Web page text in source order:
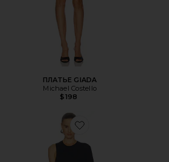
ПЛАТЬЕ GIADA
Michael Costello
$198
Favorite ПЛАТЬЕ LUMINARY